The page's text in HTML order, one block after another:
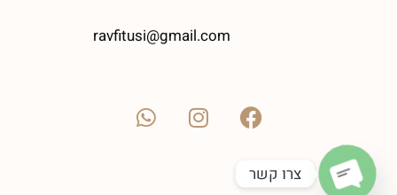
צרו קשר